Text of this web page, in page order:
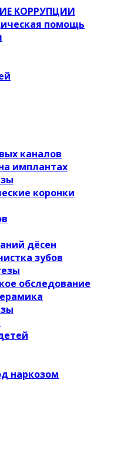
КОРРУПЦИИ
помощь
каналов
имплантах
коронки
дёсен
зубов
обследование
наркозом